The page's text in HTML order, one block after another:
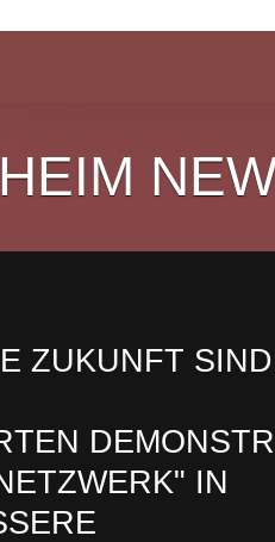
ZUKUNFT
IN